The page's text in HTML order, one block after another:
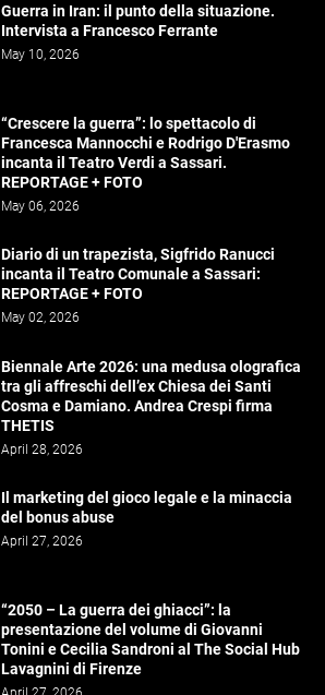
Guerra in Iran: il punto della situazione.
Intervista a Francesco Ferrante
May 10, 2026
“Crescere la guerra”: lo spettacolo di
Francesca Mannocchi e Rodrigo D'Erasmo
incanta il Teatro Verdi a Sassari.
REPORTAGE + FOTO
May 06, 2026
Diario di un trapezista, Sigfrido Ranucci
incanta il Teatro Comunale a Sassari:
REPORTAGE + FOTO
May 02, 2026
Biennale Arte 2026: una medusa olografica
tra gli affreschi dell’ex Chiesa dei Santi
Cosma e Damiano. Andrea Crespi firma
THETIS
April 28, 2026
Il marketing del gioco legale e la minaccia
del bonus abuse
April 27, 2026
“2050 – La guerra dei ghiacci”: la
presentazione del volume di Giovanni
Tonini e Cecilia Sandroni al The Social Hub
Lavagnini di Firenze